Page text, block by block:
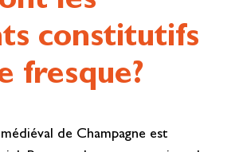
constitutifs
fresque?
de Champagne est